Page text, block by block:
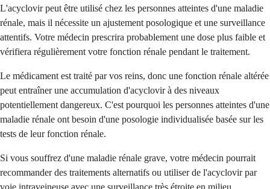
L'acyclovir peut être utilisé chez les personnes atteintes d'une maladie
rénale, mais il nécessite un ajustement posologique et une surveillance
attentifs. Votre médecin prescrira probablement une dose plus faible et
vérifiera régulièrement votre fonction rénale pendant le traitement.
Le médicament est traité par vos reins, donc une fonction rénale altérée
peut entraîner une accumulation d'acyclovir à des niveaux
potentiellement dangereux. C'est pourquoi les personnes atteintes d'une
maladie rénale ont besoin d'une posologie individualisée basée sur les
tests de leur fonction rénale.
Si vous souffrez d'une maladie rénale grave, votre médecin pourrait
recommander des traitements alternatifs ou utiliser de l'acyclovir par
voie intraveineuse avec une surveillance très étroite en milieu